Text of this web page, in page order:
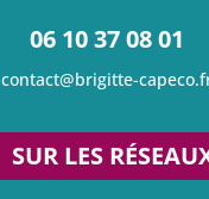
06 10 37 08 01
contact@brigitte-
SUR LES